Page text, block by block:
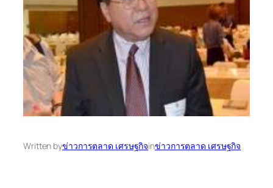
Written byข่าวการตลาด เศรษฐกิจinข่าวการตลาด เศรษฐกิจ